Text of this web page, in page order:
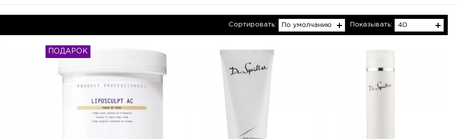
Показывать: 40
Сортировать: По умолчанию
ПОДАРОК